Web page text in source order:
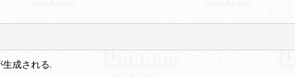
成される.